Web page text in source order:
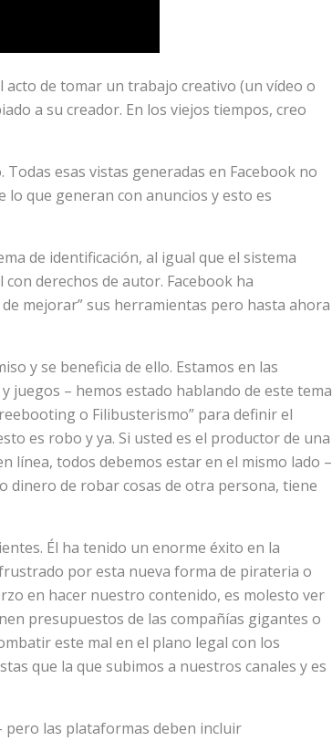
de tomar un trabajo creativo (un vídeo o
a su creador. En los viejos tiempos, creo
esas vistas generadas en Facebook no
lo que generan con anuncios y esto es
de identificación, al igual que el sistema
derechos de autor. Facebook ha
mejorar” sus herramientas pero hasta ahora
y se beneficia de ello. Estamos en las
juegos – hemos estado hablando de este tema
o Filibusterismo” para definir el
es robo y ya. Si usted es el productor de una
línea, todos debemos estar en el mismo lado –
dinero de robar cosas de otra persona, tiene
Él ha tenido un enorme éxito en la
por esta nueva forma de pirateria o
en hacer nuestro contenido, es molesto ver
presupuestos de las compañías gigantes o
este mal en el plano legal con los
que la que subimos a nuestros canales y es
pero las plataformas deben incluir